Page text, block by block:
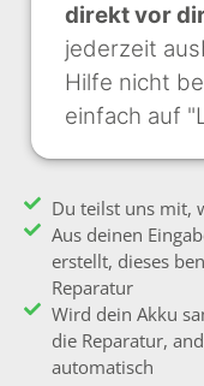
direkt vor
jederzeit
Hilfe nicht
einfach auf
Du teilst uns mit,
Aus deinen
erstellt, dieses
Reparatur
Wird dein Akku
die Reparatur,
automatisch